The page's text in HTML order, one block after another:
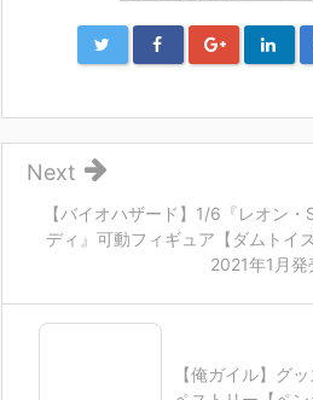
【バイオハザード】1/6『レオン・
ディ』可動フィギュア【ダムトイ
2021年1月発
Next
【俺ガイル】グ